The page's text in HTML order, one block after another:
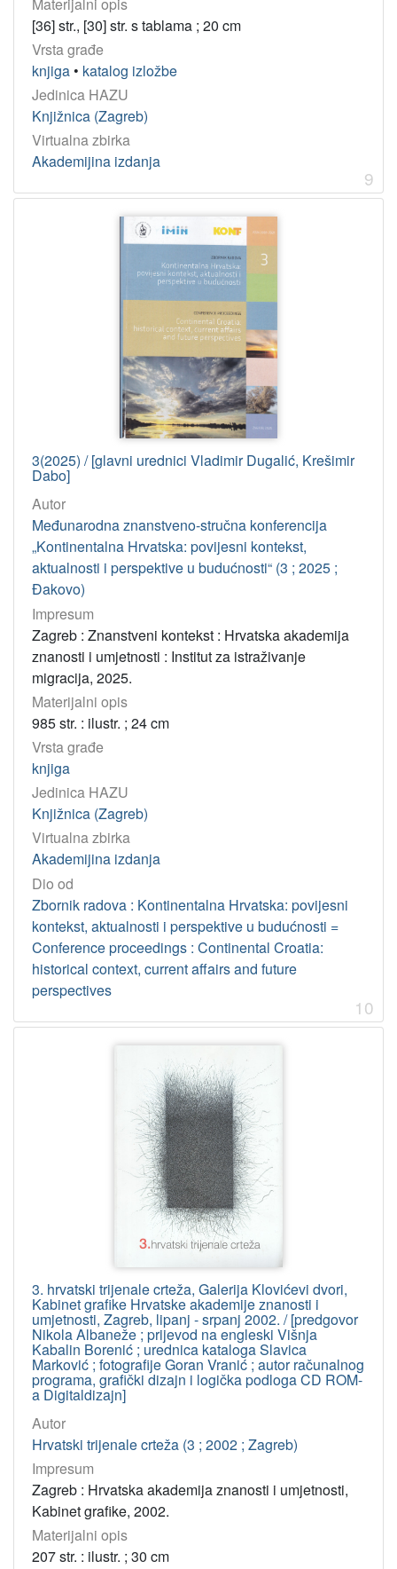
[36] str., [30] str. s tablama ; 20 cm
Vrsta građe
knjiga • katalog izložbe
Jedinica HAZU
Knjižnica (Zagreb)
Virtualna zbirka
Akademijina izdanja
9
3(2025) / [glavni urednici Vladimir Dugalić, Krešimir
Dabo]
Autor
Međunarodna znanstveno-stručna konferencija
„Kontinentalna Hrvatska: povijesni kontekst,
aktualnosti i perspektive u budućnosti“ (3 ; 2025 ;
Đakovo)
Impresum
Zagreb : Znanstveni kontekst : Hrvatska akademija
znanosti i umjetnosti : Institut za istraživanje
migracija, 2025.
Materijalni opis
985 str. : ilustr. ; 24 cm
Vrsta građe
knjiga
Jedinica HAZU
Knjižnica (Zagreb)
Virtualna zbirka
Akademijina izdanja
Dio od
Zbornik radova : Kontinentalna Hrvatska: povijesni
kontekst, aktualnosti i perspektive u budućnosti =
Conference proceedings : Continental Croatia:
historical context, current affairs and future
perspectives
10
3. hrvatski trijenale crteža, Galerija Klovićevi dvori,
Kabinet grafike Hrvatske akademije znanosti i
umjetnosti, Zagreb, lipanj - srpanj 2002. / [predgovor
Nikola Albaneže ; prijevod na engleski Višnja
Kabalin Borenić ; urednica kataloga Slavica
Marković ; fotografije Goran Vranić ; autor računalnog
programa, grafički dizajn i logička podloga CD ROM-
a Digitaldizajn]
Autor
Hrvatski trijenale crteža (3 ; 2002 ; Zagreb)
Impresum
Zagreb : Hrvatska akademija znanosti i umjetnosti,
Kabinet grafike, 2002.
Materijalni opis
207 str. : ilustr. ; 30 cm